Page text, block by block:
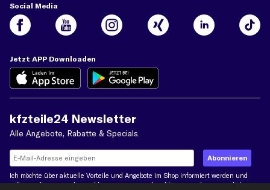
Social Media
Jetzt APP Downloaden
kfzteile24 Newsletter
Alle Angebote, Rabatte & Specials.
Ich möchte über aktuelle Vorteile und Angebote im Shop informiert werden und
willige in dieDatenschutzerklärungein. Eine Abmeldung ist jederzeit möglich.